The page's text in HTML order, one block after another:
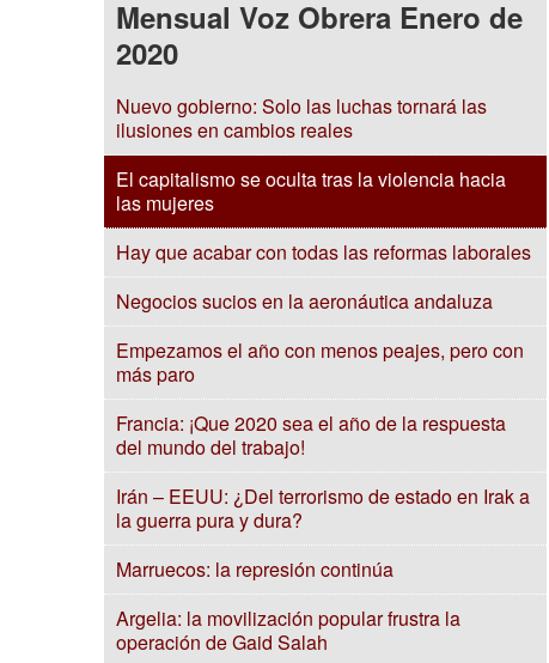
Mensual Voz Obrera Enero de
2020
Nuevo gobierno: Solo las luchas tornará las
ilusiones en cambios reales
El capitalismo se oculta tras la violencia hacia
las mujeres
Hay que acabar con todas las reformas laborales
Negocios sucios en la aeronáutica andaluza
Empezamos el año con menos peajes, pero con
más paro
Francia: ¡Que 2020 sea el año de la respuesta
del mundo del trabajo!
Irán – EEUU: ¿Del terrorismo de estado en Irak a
la guerra pura y dura?
Marruecos: la represión continúa
Argelia: la movilización popular frustra la
operación de Gaid Salah